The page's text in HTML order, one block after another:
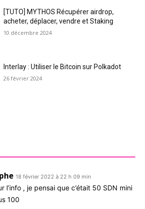
[TUTO] MYTHOS Récupérer airdrop,
acheter, déplacer, vendre et Staking
10 décembre 2024
Interlay : Utiliser le Bitcoin sur Polkadot
26 février 2024
18 février 2022 à 22 h 09 min
l’info , je pensai que c’était 50 SDN mini
100